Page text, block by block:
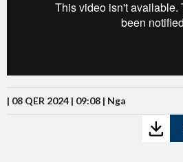
| 08 QER 2024 | 09:08 | Nga